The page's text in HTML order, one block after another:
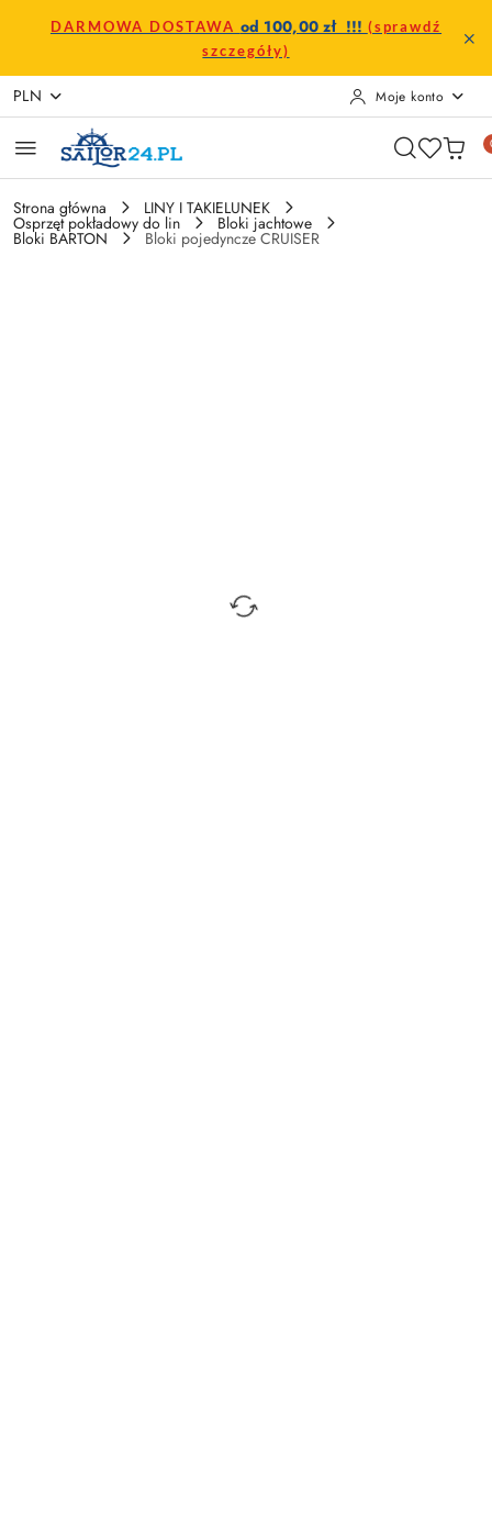
Przejdź do treści głównej
Przejdź do wyszukiwarki
Przejdź do moje konto
Przejdź do menu głównego
Przejdź do opisu produktu
Przejdź do stopki
DARMOWA DOSTAWA od 100,00 zł !!! (sprawdź
szczegóły)
PLN Moje konto
Strona główna LINY I TAKIELUNEK
Osprzęt pokładowy do lin Bloki jachtowe
Bloki BARTON Bloki pojedyncze CRUISER